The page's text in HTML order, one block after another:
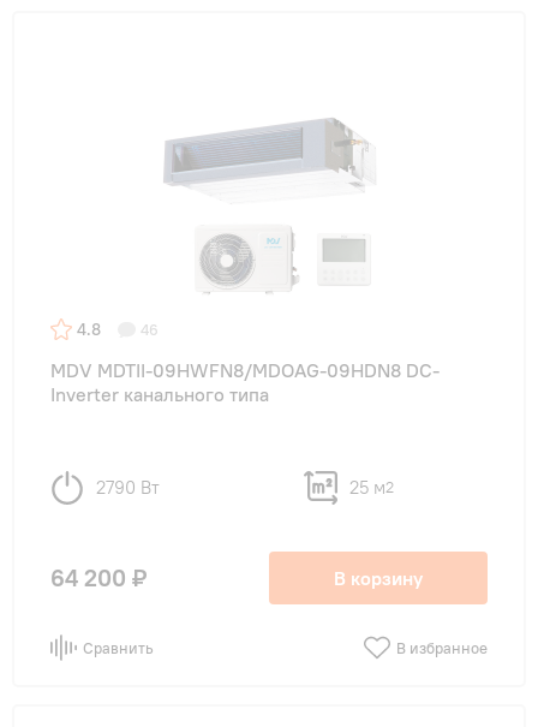
4.8 46
MDV MDTII-09HWFN8/MDOAG-09HDN8 DC-
Inverter канального типа
2790 Вт 25 м2
64 200 ₽ В корзину
Сравнить В избранное